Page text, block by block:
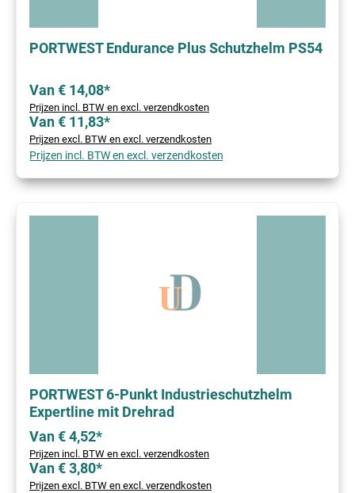
PORTWEST Endurance Plus Schutzhelm PS54
Van € 14,08*
Prijzen incl. BTW en excl. verzendkosten
Van € 11,83*
Prijzen excl. BTW en excl. verzendkosten
Prijzen incl. BTW en excl. verzendkosten
PORTWEST 6-Punkt Industrieschutzhelm
Expertline mit Drehrad
Van € 4,52*
Prijzen incl. BTW en excl. verzendkosten
Van € 3,80*
Prijzen excl. BTW en excl. verzendkosten